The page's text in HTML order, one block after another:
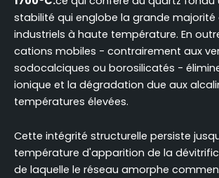
stabilité qui englobe la grande majorité
industriels à haute température. En
cations mobiles - contrairement aux
sodocalciques ou borosilicatés -
ionique et la dégradation due aux
températures élevées.
Cette intégrité structurelle persiste
température d'apparition de la
de laquelle le réseau amorphe